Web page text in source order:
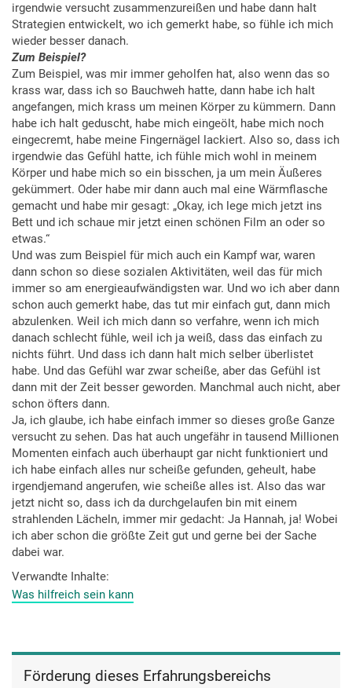
irgendwie versucht zusammenzureißen und habe dann halt
Strategien entwickelt, wo ich gemerkt habe, so fühle ich mich
wieder besser danach.
Zum Beispiel?
Zum Beispiel, was mir immer geholfen hat, also wenn das so
krass war, dass ich so Bauchweh hatte, dann habe ich halt
angefangen, mich krass um meinen Körper zu kümmern. Dann
habe ich halt geduscht, habe mich eingeölt, habe mich noch
eingecremt, habe meine Fingernägel lackiert. Also so, dass ich
irgendwie das Gefühl hatte, ich fühle mich wohl in meinem
Körper und habe mich so ein bisschen, ja um mein Äußeres
gekümmert. Oder habe mir dann auch mal eine Wärmflasche
gemacht und habe mir gesagt: „Okay, ich lege mich jetzt ins
Bett und ich schaue mir jetzt einen schönen Film an oder so
etwas.“
Und was zum Beispiel für mich auch ein Kampf war, waren
dann schon so diese sozialen Aktivitäten, weil das für mich
immer so am energieaufwändigsten war. Und wo ich aber dann
schon auch gemerkt habe, das tut mir einfach gut, dann mich
abzulenken. Weil ich mich dann so verfahre, wenn ich mich
danach schlecht fühle, weil ich ja weiß, dass das einfach zu
nichts führt. Und dass ich dann halt mich selber überlistet
habe. Und das Gefühl war zwar scheiße, aber das Gefühl ist
dann mit der Zeit besser geworden. Manchmal auch nicht, aber
schon öfters dann.
Ja, ich glaube, ich habe einfach immer so dieses große Ganze
versucht zu sehen. Das hat auch ungefähr in tausend Millionen
Momenten einfach auch überhaupt gar nicht funktioniert und
ich habe einfach alles nur scheiße gefunden, geheult, habe
irgendjemand angerufen, wie scheiße alles ist. Also das war
jetzt nicht so, dass ich da durchgelaufen bin mit einem
strahlenden Lächeln, immer mir gedacht: Ja Hannah, ja! Wobei
ich aber schon die größte Zeit gut und gerne bei der Sache
dabei war.
Verwandte Inhalte
Was hilfreich sein kann
Förderung dieses Erfahrungsbereichs